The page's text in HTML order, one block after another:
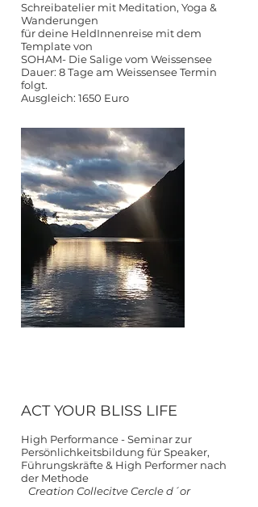
Schreibatelier mit Meditation, Yoga &
Wanderungen
für deine HeldInnenreise mit dem
Template von
SOHAM- Die Salige vom Weissensee
Dauer: 8 Tage am Weissensee Termin
folgt.
Ausgleich: 1650 Euro
ACT YOUR BLISS LIFE
High Performance - Seminar zur
Persönlichkeitsbildung für Speaker,
Führungskräfte & High Performer nach
der Methode
Creation Collecitve Cercle d´or